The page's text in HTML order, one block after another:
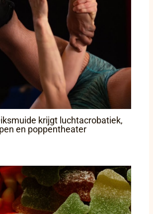
krijgt luchtacrobatiek,
en poppentheater